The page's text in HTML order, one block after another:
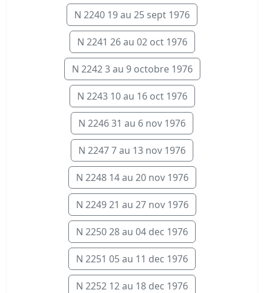
N 2240 19 au 25 sept 1976
N 2241 26 au 02 oct 1976
N 2242 3 au 9 octobre 1976
N 2243 10 au 16 oct 1976
N 2246 31 au 6 nov 1976
N 2247 7 au 13 nov 1976
N 2248 14 au 20 nov 1976
N 2249 21 au 27 nov 1976
N 2250 28 au 04 dec 1976
N 2251 05 au 11 dec 1976
N 2252 12 au 18 dec 1976